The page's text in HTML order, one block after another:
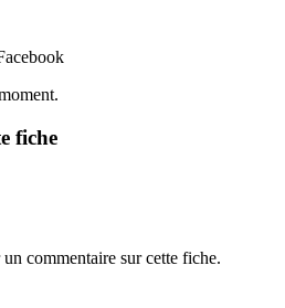
fiche
commentaire sur cette fiche.